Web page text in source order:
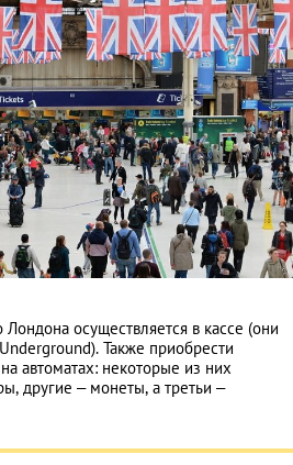
осуществляется в кассе (они
Также приобрести
автоматах: некоторые из них
другие – монеты, а третьи –